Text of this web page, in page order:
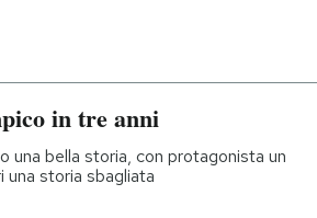
in tre anni
una bella storia, con protagonista un
una storia sbagliata